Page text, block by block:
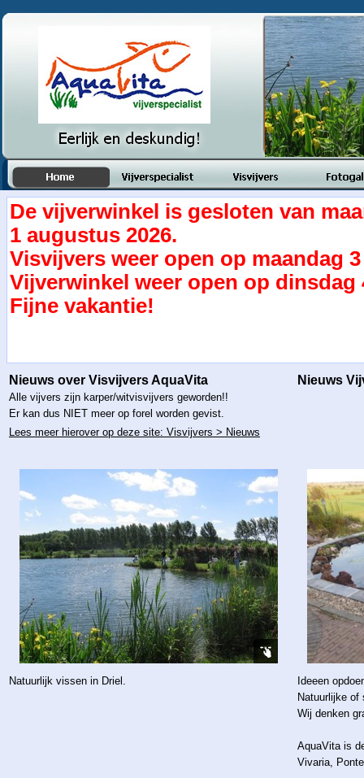
De vijverwinkel is gesloten van
1 augustus 2026.
Visvijvers weer open op maandag
Vijverwinkel weer open op dinsdag
Fijne vakantie!
Nieuws over Visvijvers AquaVita
Alle vijvers zijn karper/witvisvijvers geworden!!
Er kan dus NIET meer op forel worden gevist.
Lees meer hierover op deze site: Visvijvers > Nieuws
Natuurlijk vissen in Driel.
Nieuws
Ideeen
Natuurlijke of
Wij denken
AquaVita is
Vivaria,